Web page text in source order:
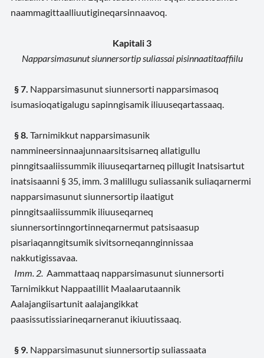
naammagittaalliuutigineqarsinnaavoq.
Kapitali 3
Napparsimasunut siunnersortip suliassai pisinnaatitaaffiilu
§ 7. Napparsimasunut siunnersorti napparsimasoq
isumasioqatigalugu sapinngisamik iliuuseqartassaaq.
§ 8. Tarnimikkut napparsimasunik
nammineersinnaajunnaarsitsisarneq allatigullu
pinngitsaaliissummik iliuuseqartarneq pillugit Inatsisartut
inatsisaanni § 35, imm. 3 malillugu suliassanik suliaqarnermi
napparsimasunut siunnersortip ilaatigut
pinngitsaaliissummik iliuuseqarneq
siunnersortinngortinneqarnermut patsisaasup
pisariaqanngitsumik sivitsorneqannginnissaa
nakkutigissavaa.
Imm. 2. Aammattaaq napparsimasunut siunnersorti
Tarnimikkut Nappaatillit Maalaarutaannik
Aalajangiisartunit aalajangikkat
paasissutissiarineqarneranut ikiuutissaaq.
§ 9. Napparsimasunut siunnersortip suliassaata